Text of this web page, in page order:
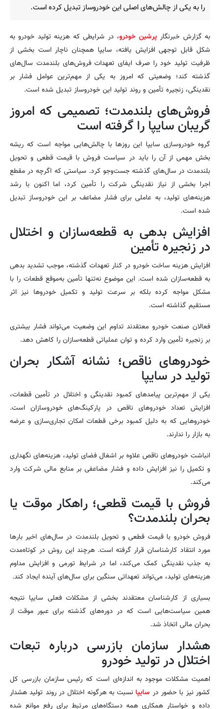
را به یکی از چالش‌های اصلی این خودروساز تبدیل کرده است.
به گزارش خبرنگارپرشین خودرو، در شرایطی که هزینه تولید خودرو به
شکل قابل توجهی افزایش یافته، سایپا همچنان ناچار است بخشی از
ظرفیت تولید خود را صرف ایفای تعهدات فروش‌های بلندمدت سال‌های
گذشته کند؛ وضعیتی که امروز به یکی از مهم‌ترین عوامل فشار بر
نقدینگی، زنجیره تأمین و روند تولید این خودروساز تبدیل شده است.
فروش‌های بلندمدت؛ تصمیمی که امروز
گریبان سایپا را گرفته است
گروه خودروسازی سایپا این روزها با چالش‌هایی مواجه است که ریشه
بخش مهمی از آن را باید در سیاست فروش با قیمت قطعی و تحویل
بلندمدت در سال‌های گذشته جست‌وجو کرد. سیاستی که اگرچه در مقطع
اجرا بخشی از نیاز نقدینگی شرکت را تأمین کرد، اما اکنون با رشد
هزینه‌های تولید، به عاملی برای فشار مضاعف بر این خودروساز تبدیل
شده است.
افزایش بدهی به قطعه‌سازان و اختلال
در زنجیره تأمین
افزایش هزینه ساخت خودرو در کنار تعهدات گذشته، موجب تشدید بدهی
به قطعه‌سازان شده است. این موضوع نه‌تنها تأمین به‌موقع قطعات را با
مشکل مواجه کرده بلکه بر سرعت تولید و تکمیل خودروها نیز اثر
مستقیم گذاشته است.
فعالان صنعت خودرو معتقدند تداوم این وضعیت می‌تواند فشار بیشتری
بر زنجیره تأمین وارد کرده و توان عملیاتی قطعه‌سازان را کاهش دهد.
خودروهای ناقص؛ نشانه آشکار بحران
تولید در سایپا
یکی از مهم‌ترین پیامدهای کمبود نقدینگی و اختلال در تأمین قطعات،
افزایش تعداد خودروهای ناقص در پارکینگ‌های خودروسازان است.
خودروهایی که به دلیل کمبود برخی قطعات امکان تجاری‌سازی و عرضه
به بازار را ندارند.
انباشت خودروهای ناقص علاوه بر اشغال فضای تولید، هزینه‌های نگهداری
و تکمیل را نیز افزایش داده و فشار مضاعفی بر منابع مالی شرکت وارد
می‌کند.
فروش با قیمت قطعی؛ راهکار موقت یا
بحران بلندمدت؟
فروش خودرو با قیمت قطعی و تحویل بلندمدت در سال‌های اخیر بارها
مورد انتقاد کارشناسان قرار گرفته است. هرچند این روش در کوتاه‌مدت
به جذب نقدینگی کمک می‌کند، اما در شرایط تورمی و افزایش مداوم
هزینه‌های تولید، می‌تواند تعهداتی سنگین برای سال‌های آینده ایجاد کند.
بسیاری از کارشناسان معتقدند بخشی از مشکلات فعلی سایپا نتیجه
همین سیاست‌هایی است که در دوره‌های گذشته برای عبور موقت از
بحران مالی اتخاذ شد.
هشدار سازمان بازرسی درباره تبعات
اختلال در تولید خودرو
اهمیت مشکلات موجود به اندازه‌ای است که رئیس سازمان بازرسی کل
کشور نیز با حضور در سایپا نسبت به هرگونه اختلال در روند تولید هشدار
داده و خواستار همکاری همه دستگاه‌های مرتبط برای رفع موانع شده